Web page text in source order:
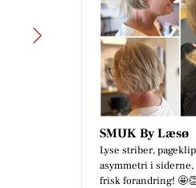
SMUK By Læsø
Lyse striber,
asymmetri i siderne,
frisk forandring!